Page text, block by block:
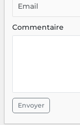
Commentaire
Envoyer